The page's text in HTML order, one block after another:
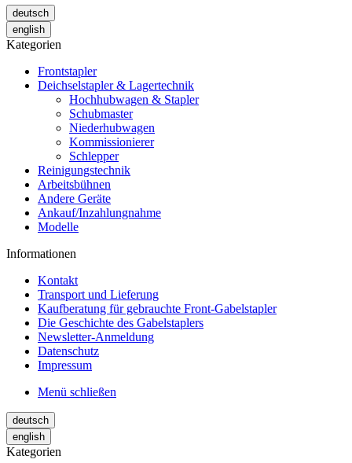
deutsch
english
Kategorien
Frontstapler
Deichselstapler & Lagertechnik
Hochhubwagen & Stapler
Schubmaster
Niederhubwagen
Kommissionierer
Schlepper
Reinigungstechnik
Arbeitsbühnen
Andere Geräte
Ankauf/Inzahlungnahme
Modelle
Informationen
Kontakt
Transport und Lieferung
Kaufberatung für gebrauchte Front-Gabelstapler
Die Geschichte des Gabelstaplers
Newsletter-Anmeldung
Datenschutz
Impressum
Menü schließen
deutsch
english
Kategorien